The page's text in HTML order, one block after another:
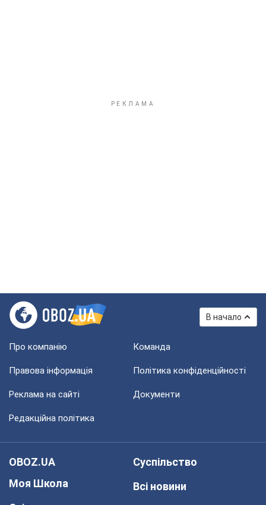
В начало
Про компанію Команда
Правова інформація Політика конфіденційності
Реклама на сайті Документи
Редакційна політика
OBOZ.UA
Моя Школа
Суспільство
Всі новини